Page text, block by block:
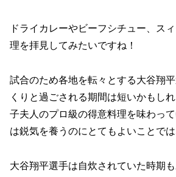
ドライカレーやビーフシチュー、ス
理を拝見してみたいですね！
試合のため各地を転々とする大谷翔
くりと過ごされる期間は短いかもし
子夫人のプロ級の得意料理を味わっ
は鋭気を養うのにとてもよいことでは
大谷翔平選手は自炊されていた時期